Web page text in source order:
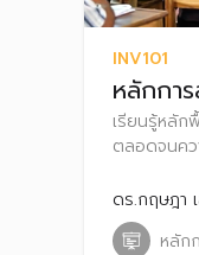
INV101
หลักกา
เรียนรู้หลัก
ตลอดจนคว
วิเคราะห์ง
บริษัทที่มีพื้น
ดร.กฤษฎา
หลัก